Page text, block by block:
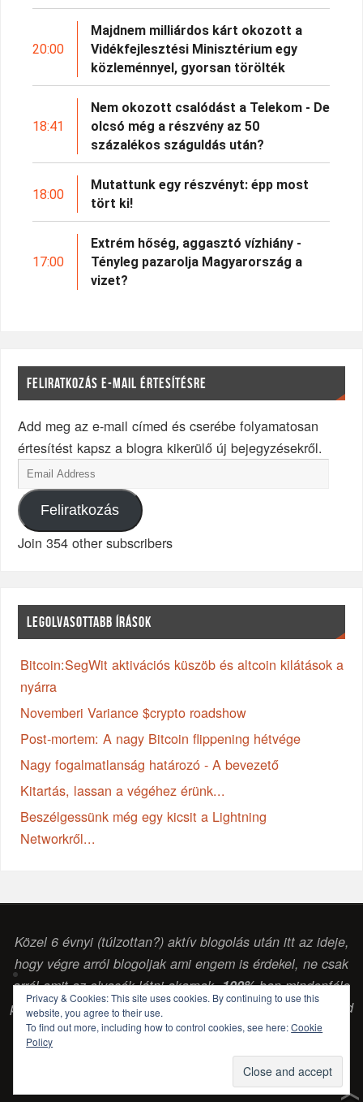
20:00
Majdnem milliárdos kárt okozott a
Vidékfejlesztési Minisztérium egy
közleménnyel, gyorsan törölték
18:41
Nem okozott csalódást a Telekom - De
olcsó még a részvény az 50
százalékos száguldás után?
18:00
Mutattunk egy részvényt: épp most
tört ki!
17:00
Extrém hőség, aggasztó vízhiány -
Tényleg pazarolja Magyarország a
vizet?
FELIRATKOZÁS E-MAIL ÉRTESÍTÉSRE
Add meg az e-mail címed és cserébe folyamatosan
értesítést kapsz a blogra kikerülő új bejegyzésekről.
Feliratkozás
Join 354 other subscribers
LEGOLVASOTTABB ÍRÁSOK
Bitcoin:SegWit aktivációs küszöb és altcoin kilátások a
nyárra
Novemberi Variance $crypto roadshow
Post-mortem: A nagy Bitcoin flippening hétvége
Nagy fogalmatlanság határozó - A bevezető
Kitartás, lassan a végéhez érünk...
Beszélgessünk még egy kicsit a Lightning
Networkről...
Közel 6 évnyi (túlzottan?) aktív blogolás után itt az ideje,
hogy végre arról blogoljak ami engem is érdekel, ne csak
arról amit az olvasók látni akarnak.100%-ban mindenféle
pénzintézettől vagy egyéb vállalkozástól független szabad
gondolkodású (sokszor laikus, de legalább) érdeklődő
blog. (Csabai Csaba, blogger...)
WORDPRESS.
Privacy & Cookies: This site uses cookies. By continuing to use this
website, you agree to their use.
To find out more, including how to control cookies, see here:Cookie
Policy